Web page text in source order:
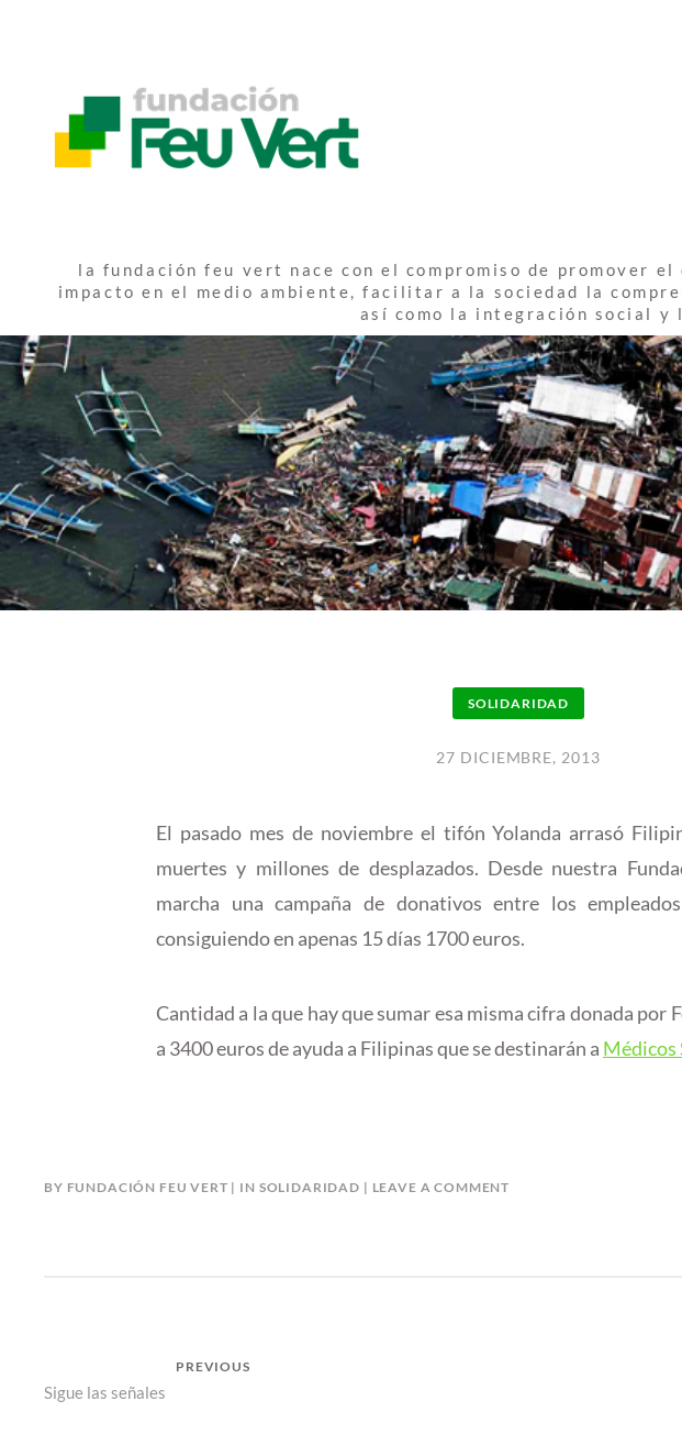
FUNDACIÓN FEU VERT
la fundación feu vert nace con el compromiso de promover
impacto en el medio ambiente, facilitar a la sociedad la
así como la integración social y
SOLIDARIDAD
27 DICIEMBRE, 2013
El pasado mes de noviembre el tifón Yolanda arrasó
muertes y millones de desplazados. Desde nuestra
marcha una campaña de donativos entre los
consiguiendo en apenas 15 días 1700 euros.
Cantidad a la que hay que sumar esa misma cifra donada por
a 3400 euros de ayuda a Filipinas que se destinarán a Médicos
BY FUNDACIÓN FEU VERT IN SOLIDARIDAD LEAVE A COMMENT
NAVEGACIÓN
DE
PREVIOUS
Previous
Sigue las señales